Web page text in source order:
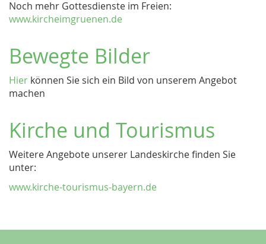
Noch mehr Gottesdienste im Freien:
www.kircheimgruenen.de
Bewegte Bilder
Hier können Sie sich ein Bild von unserem Angebot
machen
Kirche und Tourismus
Weitere Angebote unserer Landeskirche finden Sie
unter:
www.kirche-tourismus-bayern.de